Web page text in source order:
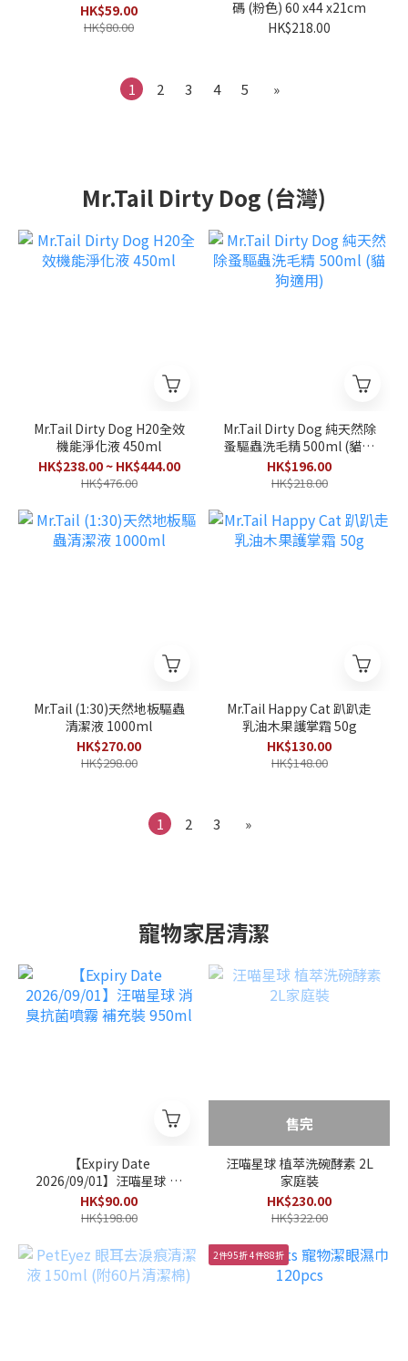
HK$59.00
HK$80.00
碼 (粉色) 60 x44 x21cm
HK$218.00
1 2 3 4 5 »
Mr.Tail Dirty Dog (台灣)
Mr.Tail Dirty Dog H20全效
機能淨化液 450ml
HK$238.00 ~ HK$444.00
HK$476.00
Mr.Tail Dirty Dog 純天然除
蚤驅蟲洗毛精 500ml (貓狗
適用)
HK$196.00
HK$218.00
Mr.Tail (1:30)天然地板驅蟲
清潔液 1000ml
HK$270.00
HK$298.00
Mr.Tail Happy Cat 趴趴走
乳油木果護掌霜 50g
HK$130.00
HK$148.00
1 2 3 »
寵物家居清潔
【Expiry Date
2026/09/01】汪喵星球 消
臭抗菌噴霧 補充裝 950ml
HK$90.00
HK$198.00
售完
汪喵星球 植萃洗碗酵素 2L
家庭裝
HK$230.00
HK$322.00
2件95折 4件88折